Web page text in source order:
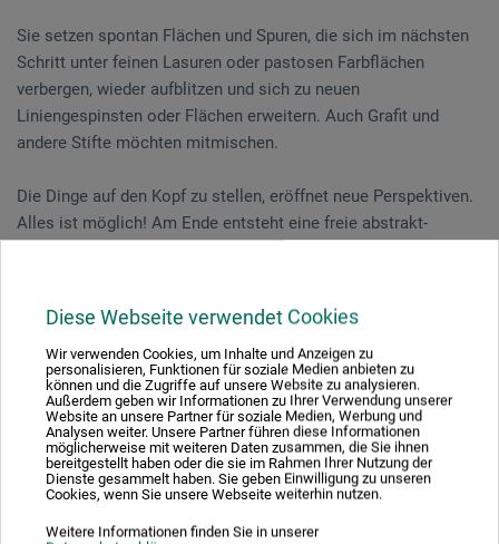
Diese Webseite verwendet Cookies
Wir verwenden Cookies, um Inhalte und Anzeigen zu
personalisieren, Funktionen für soziale Medien anbieten zu
können und die Zugriffe auf unsere Website zu analysieren.
Außerdem geben wir Informationen zu Ihrer Verwendung unserer
Website an unsere Partner für soziale Medien, Werbung und
Analysen weiter. Unsere Partner führen diese Informationen
möglicherweise mit weiteren Daten zusammen, die Sie ihnen
bereitgestellt haben oder die sie im Rahmen Ihrer Nutzung der
Dienste gesammelt haben. Sie geben Einwilligung zu unseren
Cookies, wenn Sie unsere Webseite weiterhin nutzen.
Weitere Informationen finden Sie in unserer
Sie setzen spontan Flächen und Spuren, die sich im nächsten
Schritt unter feinen Lasuren oder pastosen Farbflächen
verbergen, wieder aufblitzen und sich zu neuen
Liniengespinsten oder Flächen erweitern. Auch Grafit und
andere Stifte möchten mitmischen.
Die Dinge auf den Kopf zu stellen, eröffnet neue Perspektiven.
Alles ist möglich! Am Ende entsteht eine freie abstrakt-
Für Fortgeschrittene/Mutige.
Veranstaltungsdatum
13. Jun. 2026
10:30 - 16:30 Uhr